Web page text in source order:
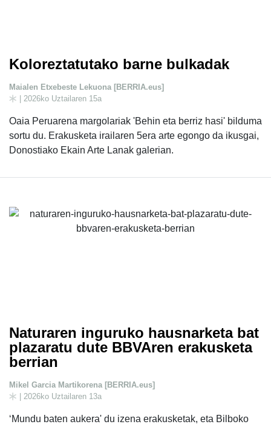
Koloreztatutako barne bulkadak
Maialen Etxebeste Lekuona [BERRIA.eus]
| 2026ko Uztailaren 15a
Oaia Peruarena margolariak 'Behin eta berriz hasi' bilduma
sortu du. Erakusketa irailaren 5era arte egongo da ikusgai,
Donostiako Ekain Arte Lanak galerian.
Naturaren inguruko hausnarketa bat
plazaratu dute BBVAren erakusketa
berrian
Mikel Garcia Martikorena [BERRIA.eus]
| 2026ko Uztailaren 13a
‘Mundu baten aukera' du izena erakusketak, eta Bilboko